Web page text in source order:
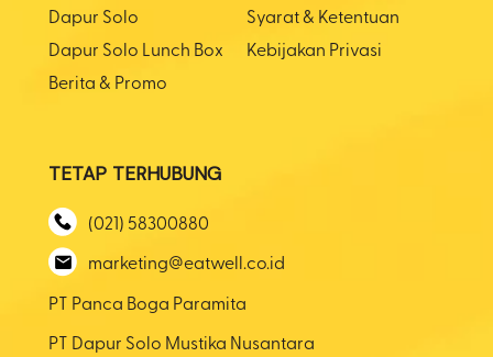
Dapur Solo
Syarat & Ketentuan
Dapur Solo Lunch Box
Kebijakan Privasi
Berita & Promo
TETAP TERHUBUNG
(021) 58300880
marketing@eatwell.co.id
PT Panca Boga Paramita
PT Dapur Solo Mustika Nusantara